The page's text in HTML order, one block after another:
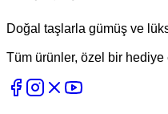
Doğal taşlarla gümüş ve
Tüm ürünler, özel bir